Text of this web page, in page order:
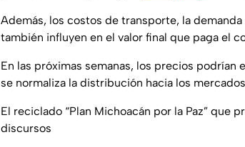
Además, los costos de transporte, la
también influyen en el valor final que paga el
En las próximas semanas, los precios
se normaliza la distribución hacia los
El reciclado “Plan Michoacán por la Paz” que
discursos